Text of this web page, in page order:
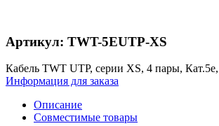
Артикул: TWT-5EUTP-XS
Кабель TWT UTP, серии XS, 4 пары,
Информация для заказа
Описание
Совместимые товары